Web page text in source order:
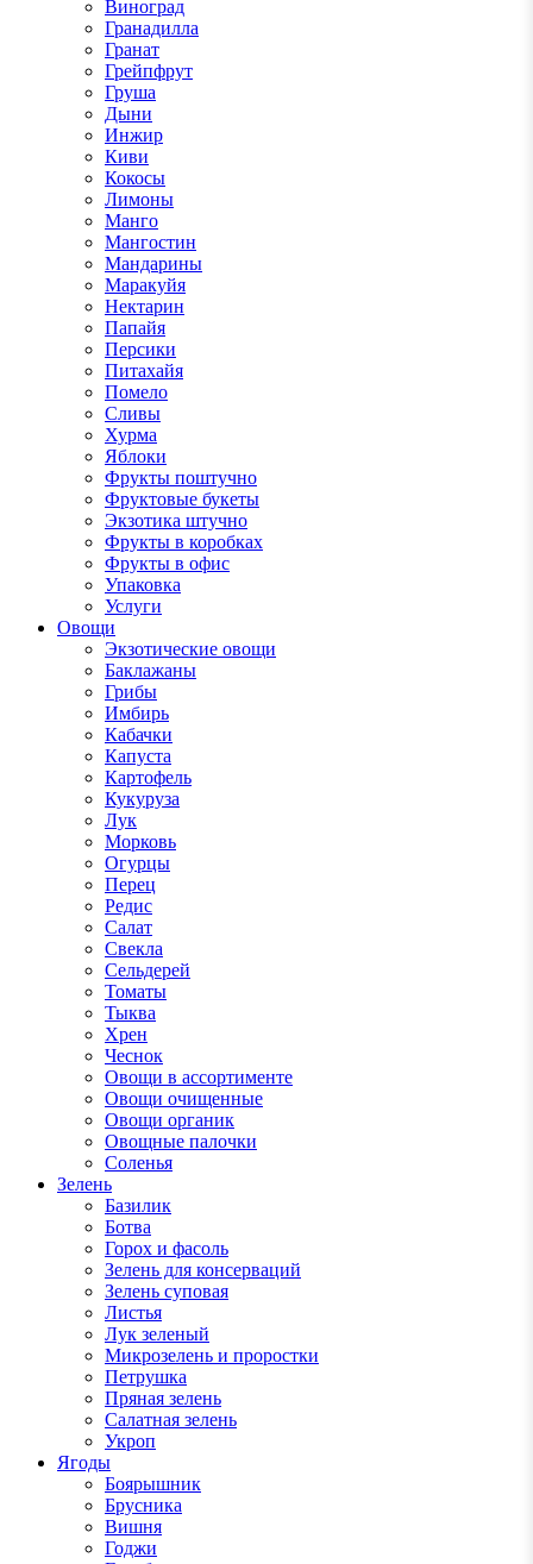
Виноград
Гранадилла
Гранат
Грейпфрут
Груша
Дыни
Инжир
Киви
Кокосы
Лимоны
Манго
Мангостин
Мандарины
Маракуйя
Нектарин
Папайя
Персики
Питахайя
Помело
Сливы
Хурма
Яблоки
Фрукты поштучно
Фруктовые букеты
Экзотика штучно
Фрукты в коробках
Фрукты в офис
Упаковка
Услуги
Овощи
Экзотические овощи
Баклажаны
Грибы
Имбирь
Кабачки
Капуста
Картофель
Кукуруза
Лук
Морковь
Огурцы
Перец
Редис
Салат
Свекла
Сельдерей
Томаты
Тыква
Хрен
Чеснок
Овощи в ассортименте
Овощи очищенные
Овощи органик
Овощные палочки
Соленья
Зелень
Базилик
Ботва
Горох и фасоль
Зелень для консерваций
Зелень суповая
Листья
Лук зеленый
Микрозелень и проростки
Петрушка
Пряная зелень
Салатная зелень
Укроп
Ягоды
Боярышник
Брусника
Вишня
Годжи